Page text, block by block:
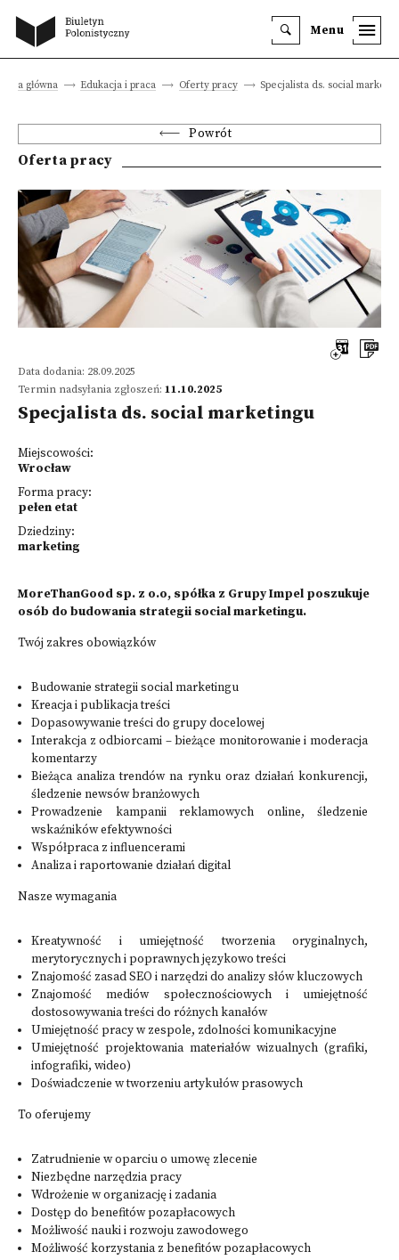
Menu
główna Edukacja i praca Oferty pracy Specjalista ds. social
Powrót
Oferta pracy
Data dodania: 28.09.2025
Termin nadsyłania zgłoszeń: 11.10.2025
Specjalista ds. social marketingu
Miejscowości:
Wrocław
Forma pracy:
pełen etat
Dziedziny:
marketing
MoreThanGood sp. z o.o, spółka z Grupy Impel poszukuje
osób do budowania strategii social marketingu.
Twój zakres obowiązków
Budowanie strategii social marketingu
Kreacja i publikacja treści
Dopasowywanie treści do grupy docelowej
Interakcja z odbiorcami – bieżące monitorowanie i moderacja
komentarzy
Bieżąca analiza trendów na rynku oraz działań konkurencji,
śledzenie newsów branżowych
Prowadzenie kampanii reklamowych online, śledzenie
wskaźników efektywności
Współpraca z influencerami
Analiza i raportowanie działań digital
Nasze wymagania
Kreatywność i umiejętność tworzenia oryginalnych,
merytorycznych i poprawnych językowo treści
Znajomość zasad SEO i narzędzi do analizy słów kluczowych
Znajomość mediów społecznościowych i umiejętność
dostosowywania treści do różnych kanałów
Umiejętność pracy w zespole, zdolności komunikacyjne
Umiejętność projektowania materiałów wizualnych (grafiki,
infografiki, wideo)
Doświadczenie w tworzeniu artykułów prasowych
To oferujemy
Zatrudnienie w oparciu o umowę zlecenie
Niezbędne narzędzia pracy
Wdrożenie w organizację i zadania
Dostęp do benefitów pozapłacowych
Możliwość nauki i rozwoju zawodowego
Możliwość korzystania z benefitów pozapłacowych